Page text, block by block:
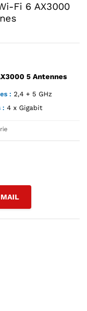
Fi 6 AX3000
5 Antennes
: 2,4 + 5 GHz
: 4 x Gigabit